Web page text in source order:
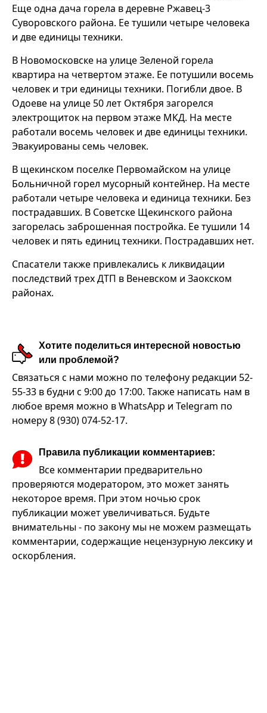
Еще одна дача горела в деревне Ржавец-3
Суворовского района. Ее тушили четыре человека
и две единицы техники.
В Новомосковске на улице Зеленой горела
квартира на четвертом этаже. Ее потушили восемь
человек и три единицы техники. Погибли двое. В
Одоеве на улице 50 лет Октября загорелся
электрощиток на первом этаже МКД. На месте
работали восемь человек и две единицы техники.
Эвакуированы семь человек.
В щекинском поселке Первомайском на улице
Больничной горел мусорный контейнер. На месте
работали четыре человека и единица техники. Без
пострадавших. В Советске Щекинского района
загорелась заброшенная постройка. Ее тушили 14
человек и пять единиц техники. Пострадавших нет.
Спасатели также привлекались к ликвидации
последствий трех ДТП в Веневском и Заокском
районах.
Хотите поделиться интересной новостью
или проблемой?
Связаться с нами можно по телефону редакции 52-
55-33 в будни с 9:00 до 17:00. Также написать нам в
любое время можно в WhatsApp и Telegram по
номеру 8 (930) 074-52-17.
Правила публикации комментариев:
Все комментарии предварительно
проверяются модератором, это может занять
некоторое время. При этом ночью срок
публикации может увеличиваться. Будьте
внимательны - по закону мы не можем размещать
комментарии, содержащие нецензурную лексику и
оскорбления.